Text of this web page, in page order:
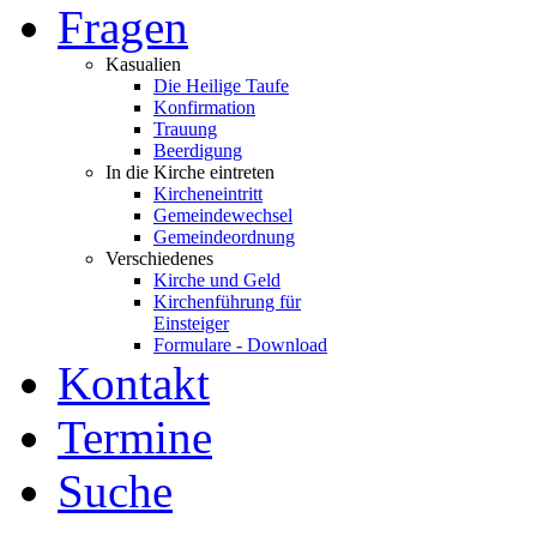
Fragen
Kasualien
Die Heilige Taufe
Konfirmation
Trauung
Beerdigung
In die Kirche eintreten
Kircheneintritt
Gemeindewechsel
Gemeindeordnung
Verschiedenes
Kirche und Geld
Kirchenführung für
Einsteiger
Formulare - Download
Kontakt
Termine
Suche